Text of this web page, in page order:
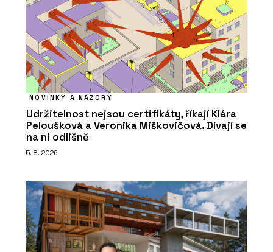
NOVINKY A NÁZORY
Udržitelnost nejsou certifikáty, říkají Klára
Peloušková a Veronika Miškovičová. Dívají se
na ni odlišně
5. 8. 2026